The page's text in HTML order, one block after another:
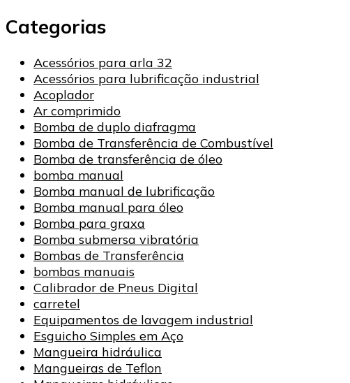
Categorias
Acessórios para arla 32
Acessórios para lubrificação industrial
Acoplador
Ar comprimido
Bomba de duplo diafragma
Bomba de Transferência de Combustível
Bomba de transferência de óleo
bomba manual
Bomba manual de lubrificação
Bomba manual para óleo
Bomba para graxa
Bomba submersa vibratória
Bombas de Transferência
bombas manuais
Calibrador de Pneus Digital
carretel
Equipamentos de lavagem industrial
Esguicho Simples em Aço
Mangueira hidráulica
Mangueiras de Teflon